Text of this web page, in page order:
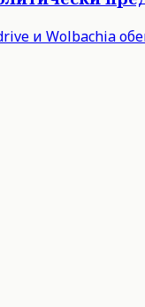
и Wolbachia